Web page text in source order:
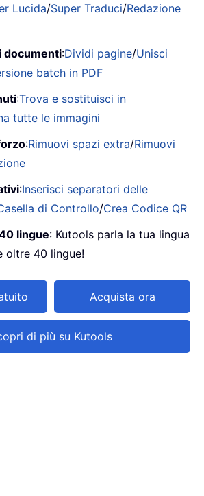
Lucida/Super Traduci/Redazione
documenti:Dividi pagine/Unisci
batch in PDF
:Trova e sostituisci in
tutte le immagini
:Rimuovi spazi extra/Rimuovi
:Inserisci separatori delle
di Controllo/Crea Codice QR
lingue: Kutools parla la tua lingua
oltre 40 lingue!
Acquista ora
di più su Kutools